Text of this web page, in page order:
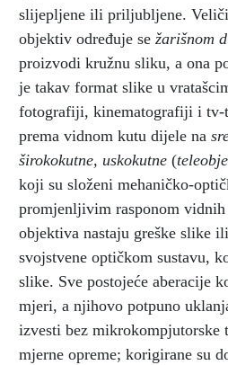
slijepljene ili priljubljene.
objektiv određuje se žarišnom
proizvodi kružnu sliku, a ona
je takav format slike u
fotografiji, kinematografiji i tv-
prema vidnom kutu dijele na
širokokutne, uskokutne (
koji su složeni mehaničko-
promjenljivim rasponom
objektiva nastaju greške slike
svojstvene optičkom sustavu,
slike. Sve postojeće aberacije
mjeri, a njihovo potpuno
izvesti bez mikrokompjutorske
mjerne opreme; korigirane su